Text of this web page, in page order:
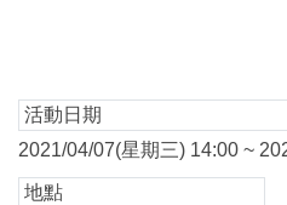
活動日期
2021/04/07(星期三) 14:00 ~
地點